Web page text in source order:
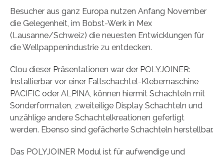
Besucher aus ganz Europa nutzen Anfang November
die Gelegenheit, im Bobst-Werk in Mex
(Lausanne/Schweiz) die neuesten Entwicklungen für
die Wellpappenindustrie zu entdecken.
Clou dieser Präsentationen war der POLYJOINER:
Installierbar vor einer Faltschachtel-Klebemaschine
PACIFIC oder ALPINA, können hiermit Schachteln mit
Sonderformaten, zweiteilige Display Schachteln und
unzählige andere Schachtelkreationen gefertigt
werden. Ebenso sind gefächerte Schachteln herstellbar.
Das POLYJOINER Modul ist für aufwendige und